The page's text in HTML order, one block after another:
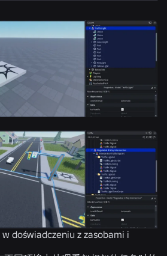
doświadczeniu z zasobami i